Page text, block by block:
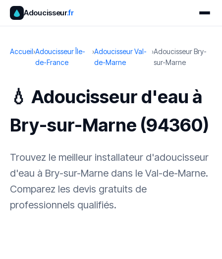
Adoucisseur.fr
Accueil›Adoucisseur Île-
de-France
›Adoucisseur Val-
de-Marne
›Adoucisseur Bry-
sur-Marne
💧 Adoucisseur d'eau à
Bry-sur-Marne (94360)
Trouvez le meilleur installateur d'adoucisseur
d'eau à Bry-sur-Marne dans le Val-de-Marne.
Comparez les devis gratuits de
professionnels qualifiés.